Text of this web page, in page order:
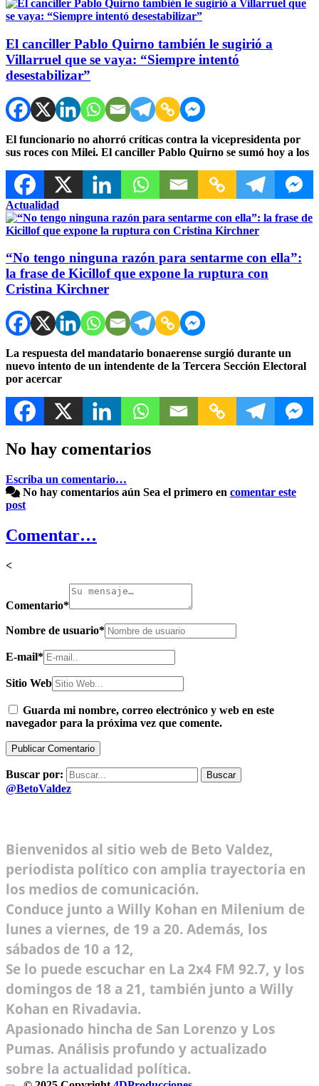
El canciller Pablo Quirno también le sugirió a
Villarruel que se vaya: “Siempre intentó
desestabilizar”
El funcionario no ahorró críticas contra la vicepresidenta por
sus roces con Milei. El canciller Pablo Quirno se sumó hoy a los
Actualidad
“No tengo ninguna razón para sentarme con ella”:
la frase de Kicillof que expone la ruptura con
Cristina Kirchner
La respuesta del mandatario bonaerense surgió durante un
nuevo intento de un intendente de la Tercera Sección Electoral
por acercar
No hay comentarios
Escriba un comentario…
No hay comentarios aún Sea el primero en comentar este
post
Comentar…
<
Comentario*
Nombre de usuario*
E-mail*
Sitio Web
Guarda mi nombre, correo electrónico y web en este
navegador para la próxima vez que comente.
Buscar por:
@BetoValdez
Bienvenidos al sitio web de Beto Valdez,
periodista político con amplia trayectoria en
los medios de comunicación.
Conduce junto a Willy Kohan en Milenium de
lunes a viernes, de 19 a 20. Además, los
sábados de 10 a 12,
Se lo puede escuchar en La 2x4 FM 92.7, y los
domingos de 18 a 21, también junto a Willy
Kohan en Rivadavia.
Apasionado hincha de San Lorenzo y Los
Pumas. Análisis profundo y actualizado
sobre la actualidad política.